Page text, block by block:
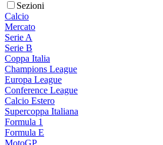
Sezioni
Calcio
Mercato
Serie A
Serie B
Coppa Italia
Champions League
Europa League
Conference League
Calcio Estero
Supercoppa Italiana
Formula 1
Formula E